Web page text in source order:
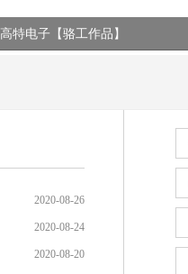
高特电子【骆工作品】
2020-08-26
2020-08-24
2020-08-20